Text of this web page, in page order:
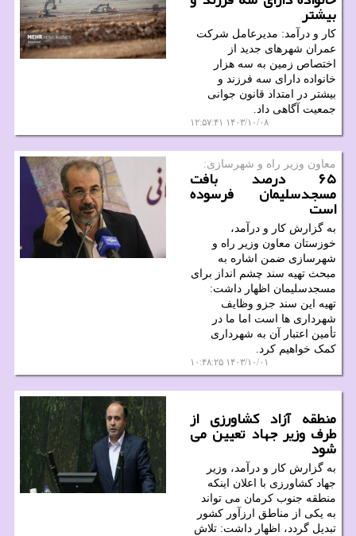
بیشتر
کار و درآمد: مدیرعامل شرکت
عمران شهرهای جدید از
اختصاص زمین به سه هزار
خانواده دارای سه فرزند و
بیشتر در امتداد قانون جوانی
جمعیت آگاهی داد.
۱۴۰۳/۱۰/۰۸ ۱۲:۵۷:۴۱
معاون وزیر راه و شهرسازی:
۶۵ درصد بافت
مسجدسلیمان فرسوده
است
به گزارش کار و درآمد،
خوزستان معاون وزیر راه و
شهرسازی ضمن اشاره به
مبحث تهیه سند چشم انداز برای
مسجدسلیمان اظهار داشت:
تهیه این سند جزو وظایف
شهرداری ها است اما ما در
تأمین اعتبار آن به شهرداری
کمک خواهیم کرد.
۱۴۰۳/۱۰/۰۱ ۱۰:۴۸:۲۵
منطقه آزاد کشاورزی از
طرف وزیر جهاد تعیین می
شود
به گزارش کار و درآمد، وزیر
جهاد کشاورزی با اعلان اینکه
منطقه جنوب کرمان می تواند
به یکی از مناطق ارزآور کشور
تبدیل گردد، اظهار داشت: تلاش